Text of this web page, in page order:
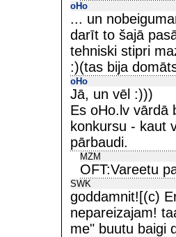
oHo
... un
darīt to šajā
tehniski stipri
:)(tas bija
oHo
Jā, un vēl :)))
Es oHo.lv vārdā
konkursu - kaut
pārbaudi.
MZM
OFT:Vareetu
SWK
goddamnit![(c)
nepareizajam!
me" buutu baigi